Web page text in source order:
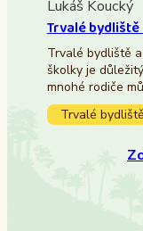
Lukáš Koucký
Trvalé
Trvalé bydliště
školky je
mnohé rodiče
Trvalé bydliště